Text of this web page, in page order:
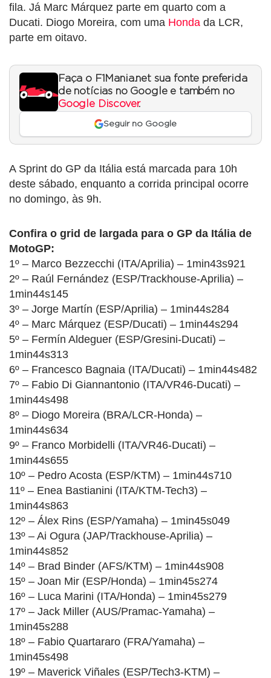
fila. Já Marc Márquez parte em quarto com a
Ducati. Diogo Moreira, com uma Honda da LCR,
parte em oitavo.
Faça o F1Mania.net sua fonte preferida
de notícias no Google e também no
Google Discover.
Seguir no Google
A Sprint do GP da Itália está marcada para 10h
deste sábado, enquanto a corrida principal ocorre
no domingo, às 9h.
Confira o grid de largada para o GP da Itália de
MotoGP:
1º – Marco Bezzecchi (ITA/Aprilia) – 1min43s921
2º – Raúl Fernández (ESP/Trackhouse-Aprilia) –
1min44s145
3º – Jorge Martín (ESP/Aprilia) – 1min44s284
4º – Marc Márquez (ESP/Ducati) – 1min44s294
5º – Fermín Aldeguer (ESP/Gresini-Ducati) –
1min44s313
6º – Francesco Bagnaia (ITA/Ducati) – 1min44s482
7º – Fabio Di Giannantonio (ITA/VR46-Ducati) –
1min44s498
8º – Diogo Moreira (BRA/LCR-Honda) –
1min44s634
9º – Franco Morbidelli (ITA/VR46-Ducati) –
1min44s655
10º – Pedro Acosta (ESP/KTM) – 1min44s710
11º – Enea Bastianini (ITA/KTM-Tech3) –
1min44s863
12º – Álex Rins (ESP/Yamaha) – 1min45s049
13º – Ai Ogura (JAP/Trackhouse-Aprilia) –
1min44s852
14º – Brad Binder (AFS/KTM) – 1min44s908
15º – Joan Mir (ESP/Honda) – 1min45s274
16º – Luca Marini (ITA/Honda) – 1min45s279
17º – Jack Miller (AUS/Pramac-Yamaha) –
1min45s288
18º – Fabio Quartararo (FRA/Yamaha) –
1min45s498
19º – Maverick Viñales (ESP/Tech3-KTM) –